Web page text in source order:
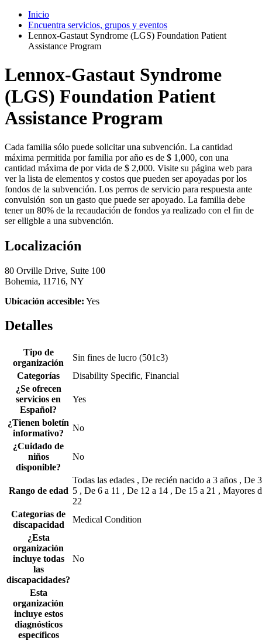
Inicio
Encuentra servicios, grupos y eventos
Lennox-Gastaut Syndrome (LGS) Foundation Patient
Assistance Program
Lennox-Gastaut Syndrome
(LGS) Foundation Patient
Assistance Program
Cada familia sólo puede solicitar una subvención. La cantidad
máxima permitida por familia por año es de $ 1,000, con una
cantidad máxima de por vida de $ 2,000. Visite su página web para
ver la lista de elementos y costos que pueden ser apoyadas por los
fondos de la subvención. Los perros de servicio para respuesta ante
convulsión son un gasto que puede ser apoyado. La familia debe
tener un 80% de la recaudación de fondos ya realizado con el fin de
ser elligble a una subvención.
Localización
80 Orville Drive, Suite 100
Bohemia, 11716, NY
Ubicación accesible: Yes
Detalles
Tipo de
organización
Sin fines de lucro (501c3)
Categorías
Disability Specific, Financial
¿Se ofrecen
servicios en
Español?
Yes
¿Tienen boletín
informativo?
No
¿Cuidado de
niños
disponible?
No
Rango de edad
Todas las edades , De recién nacido a 3 años , De
5 , De 6 a 11 , De 12 a 14 , De 15 a 21 , Mayores
22
Categorías de
discapacidad
Medical Condition
¿Esta
organización
incluye todas
las
discapacidades?
No
Esta
organización
incluye estos
diagnósticos
específicos